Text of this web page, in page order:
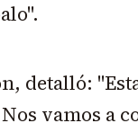
detalló:
vamos a